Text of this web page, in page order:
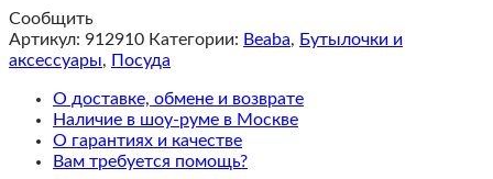
Сообщить
Артикул: 912910 Категории: Beaba, Бутылочки и
аксессуары, Посуда
О доставке, обмене и возврате
Наличие в шоу-руме в Москве
О гарантиях и качестве
Вам требуется помощь?